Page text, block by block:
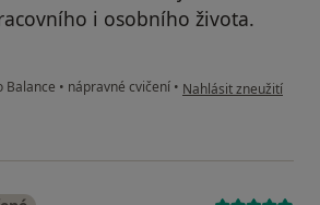
i osobního života.
Balance • nápravné cvičení • podle názoru
Nahlásit zneužití